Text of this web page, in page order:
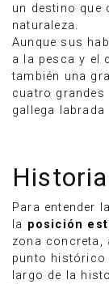
un destino que
naturaleza.
Aunque sus
a la pesca y el
también una
cuatro grandes
gallega
Para entender
la posición
zona concreta,
punto histórico
largo de la